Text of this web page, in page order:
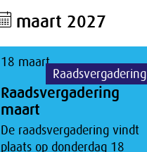
maart 2027
18 maart
Raadsvergadering
Raadsvergadering
maart
De raadsvergadering vindt
plaats op donderdag 18